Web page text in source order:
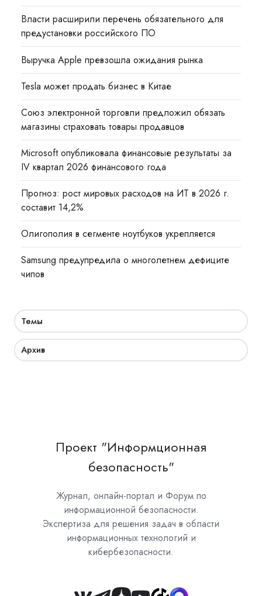
Власти расширили перечень обязательного для
предустановки российского ПО
Выручка Apple превзошла ожидания рынка
Tesla может продать бизнес в Китае
Союз электронной торговли предложил обязать
магазины страховать товары продавцов
Microsoft опубликовала финансовые результаты за
IV квартал 2026 финансового года
Прогноз: рост мировых расходов на ИТ в 2026 г.
составит 14,2%
Олигополия в сегменте ноутбуков укрепляется
Samsung предупредила о многолетнем дефиците
чипов
Темы
Архив
Проект "Информционная
безопасность"
Журнал, онлайн-портал и Форум по
информационной безопасности.
Экспертиза для решения задач в области
информационных технологий и
кибербезопасности.